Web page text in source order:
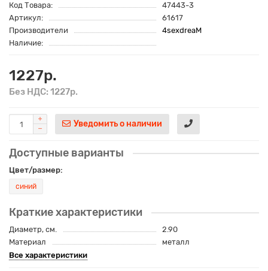
Код Товара:
47443-3
Артикул:
61617
Производители
4sexdreaM
Наличие:
1227р.
Без НДС: 1227р.
Уведомить о наличии
Доступные варианты
Цвет/размер:
синий
Краткие характеристики
Диаметр, см.
2.90
Материал
металл
Все характеристики